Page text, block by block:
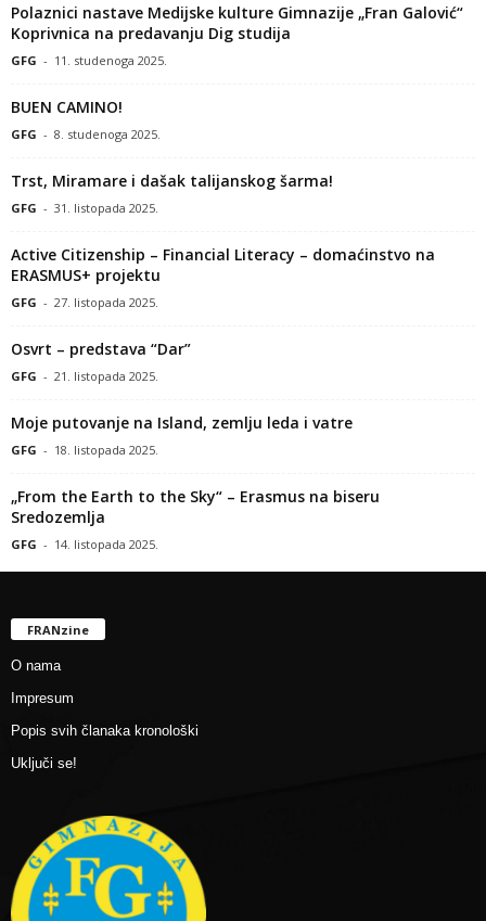
Polaznici nastave Medijske kulture Gimnazije „Fran Galović“
Koprivnica na predavanju Dig studija
GFG - 11. studenoga 2025.
BUEN CAMINO!
GFG - 8. studenoga 2025.
Trst, Miramare i dašak talijanskog šarma!
GFG - 31. listopada 2025.
Active Citizenship – Financial Literacy – domaćinstvo na
ERASMUS+ projektu
GFG - 27. listopada 2025.
Osvrt – predstava “Dar”
GFG - 21. listopada 2025.
Moje putovanje na Island, zemlju leda i vatre
GFG - 18. listopada 2025.
„From the Earth to the Sky“ – Erasmus na biseru
Sredozemlja
GFG - 14. listopada 2025.
FRANzine
O nama
Impresum
Popis svih članaka kronološki
Uključi se!